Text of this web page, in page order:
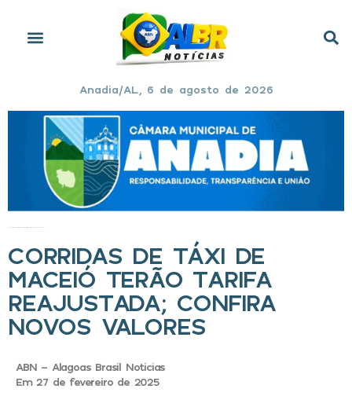
Anadia/AL, 6 de agosto de 2026
CORRIDAS DE TÁXI DE
MACEIÓ TERÃO TARIFA
REAJUSTADA; CONFIRA
NOVOS VALORES
ABN - Alagoas Brasil Noticias
Em 27 de fevereiro de 2025